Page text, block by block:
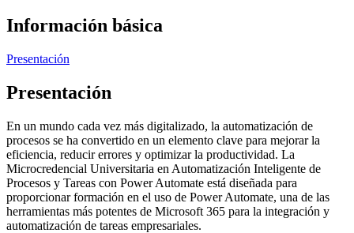
Información básica
Presentación
Presentación
En un mundo cada vez más digitalizado, la automatización de
procesos se ha convertido en un elemento clave para mejorar la
eficiencia, reducir errores y optimizar la productividad. La
Microcredencial Universitaria en Automatización Inteligente de
Procesos y Tareas con Power Automate está diseñada para
proporcionar formación en el uso de Power Automate, una de las
herramientas más potentes de Microsoft 365 para la integración y
automatización de tareas empresariales.